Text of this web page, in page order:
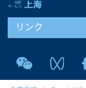
リンク